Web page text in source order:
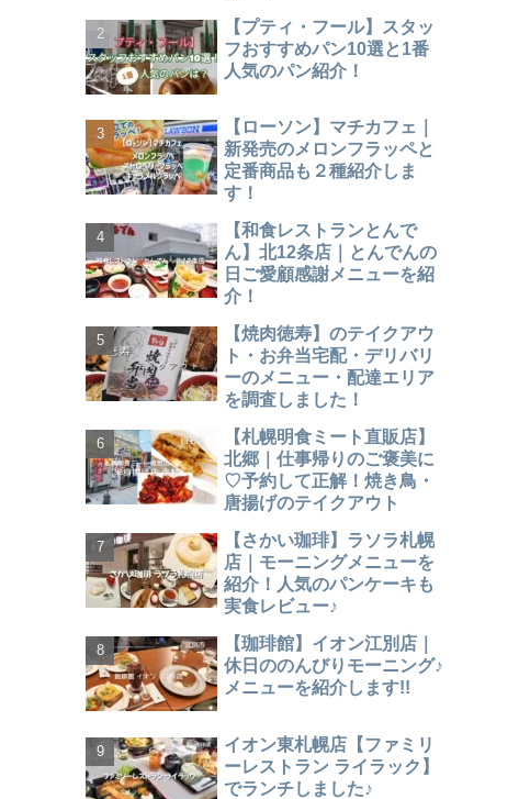
【プティ・フール】スタッ
フおすすめパン10選と1番
人気のパン紹介！
【ローソン】マチカフェ｜
新発売のメロンフラッペと
定番商品も２種紹介しま
す！
【和食レストランとんで
ん】北12条店｜とんでんの
日ご愛顧感謝メニューを紹
介！
【焼肉徳寿】のテイクアウ
ト・お弁当宅配・デリバリ
ーのメニュー・配達エリア
を調査しました！
【札幌明食ミート直販店】
北郷｜仕事帰りのご褒美に
♡予約して正解！焼き鳥・
唐揚げのテイクアウト
【さかい珈琲】ラソラ札幌
店｜モーニングメニューを
紹介！人気のパンケーキも
実食レビュー♪
【珈琲館】イオン江別店｜
休日ののんびりモーニング♪
メニューを紹介します!!
イオン東札幌店【ファミリ
ーレストラン ライラック】
でランチしました♪